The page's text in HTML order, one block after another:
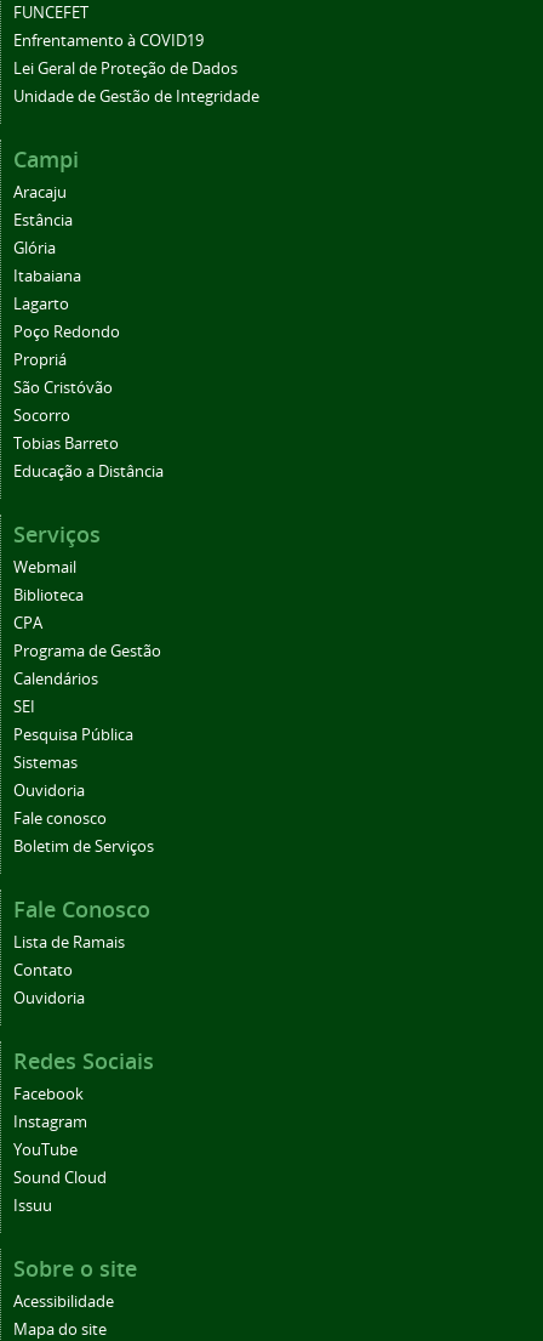
FUNCEFET
Enfrentamento à COVID19
Lei Geral de Proteção de Dados
Unidade de Gestão de Integridade
Campi
Aracaju
Estância
Glória
Itabaiana
Lagarto
Poço Redondo
Propriá
São Cristóvão
Socorro
Tobias Barreto
Educação a Distância
Serviços
Webmail
Biblioteca
CPA
Programa de Gestão
Calendários
SEI
Pesquisa Pública
Sistemas
Ouvidoria
Fale conosco
Boletim de Serviços
Fale Conosco
Lista de Ramais
Contato
Ouvidoria
Redes Sociais
Facebook
Instagram
YouTube
Sound Cloud
Issuu
Sobre o site
Acessibilidade
Mapa do site